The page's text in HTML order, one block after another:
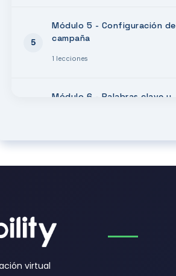
5
Módulo 5 - Configuración de
campaña
1 lecciones
Módulo 6 - Palabras clave y
Módulo 7 - Presupuesto
8
Módulo 8 - Recursos
virtual